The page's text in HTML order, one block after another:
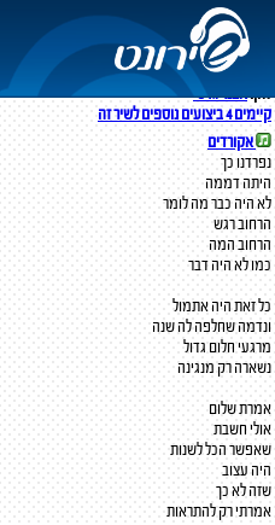
נפרדנו כך
יהונתן
סמדר שיר
לחן:אבנר גדסי
קיימים 4 ביצועים נוספים לשיר זה
אקורדים
נפרדנו כך
היתה דממה
לא היה כבר מה לומר
הרחוב רגש
הרחוב המה
כמו לא היה דבר
כל זאת היה אתמול
ונדמה שחלפה לה שנה
מרגעי חלום גדול
נשארה רק מנגינה
אמרת שלום
אולי חשבת
שאפשר הכל לשנות
היה עצוב
שזה לא כך
אמרתי רק להתראות